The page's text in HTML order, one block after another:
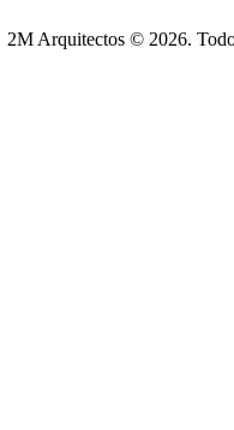
2M Arquitectos © 2026.